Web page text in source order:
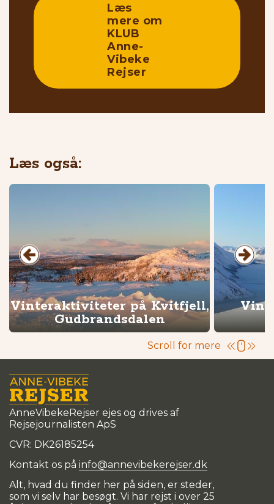
Læs
mere om
KLUB
Anne-
Vibeke
Rejser
Læs også:
Vinteraktiviteter på Kvitfjell,
Gudbrandsdalen
Scroll for mere
AnneVibekeRejser ejes og drives af
Rejsejournalisten ApS
CVR: DK26185254
Kontakt os på info@annevibekerejser.dk
Alt, hvad du finder her på siden, er steder,
som vi selv har besøgt. Vi har rejst i over 25